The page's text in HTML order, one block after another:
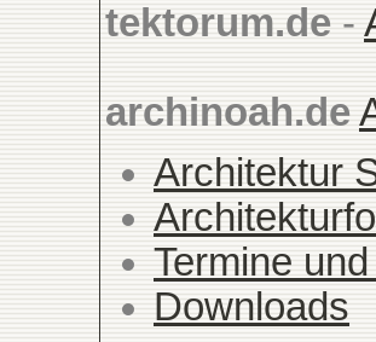
tektorum.de -
archinoah.de
Architektur
Termine
Downloads